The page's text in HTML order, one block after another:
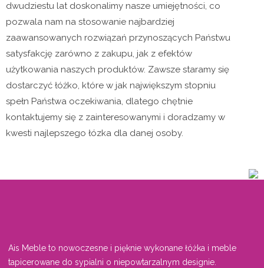
dwudziestu lat doskonalimy nasze umiejętności, co
pozwala nam na stosowanie najbardziej
zaawansowanych rozwiązań przynoszących Państwu
satysfakcję zarówno z zakupu, jak z efektów
użytkowania naszych produktów. Zawsze staramy się
dostarczyć łóżko, które w jak największym stopniu
spełn Państwa oczekiwania, dlatego chętnie
kontaktujemy się z zainteresowanymi i doradzamy w
kwesti najlepszego łózka dla danej osoby.
Ais Meble to nowoczesne i pięknie wykonane łóżka i meble
tapicerowane do sypialni o niepowtarzalnym designie.